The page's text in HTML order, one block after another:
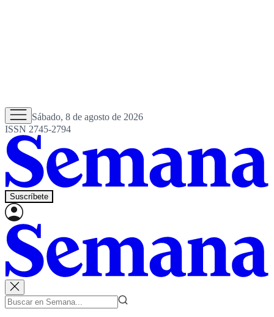
Sábado, 8 de agosto de 2026
ISSN 2745-2794
Suscríbete